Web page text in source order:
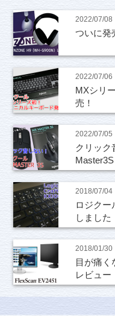
2022/07/08
ついに発
2022/07/06
MXシリ
売！
2022/07/05
クリック
Master3S
2018/07/04
ロジクー
しました
2018/01/30
目が痛く
レビュー